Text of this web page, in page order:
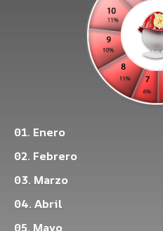
01. Enero
02. Febrero
03. Marzo
04. Abril
05. Mayo